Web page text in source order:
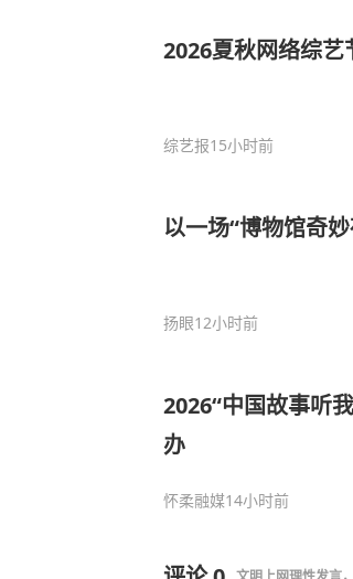
2026夏秋网络综艺
综艺报15小时前
以一场“博物馆奇
扬眼12小时前
2026“中国故事听
办
怀柔融媒14小时前